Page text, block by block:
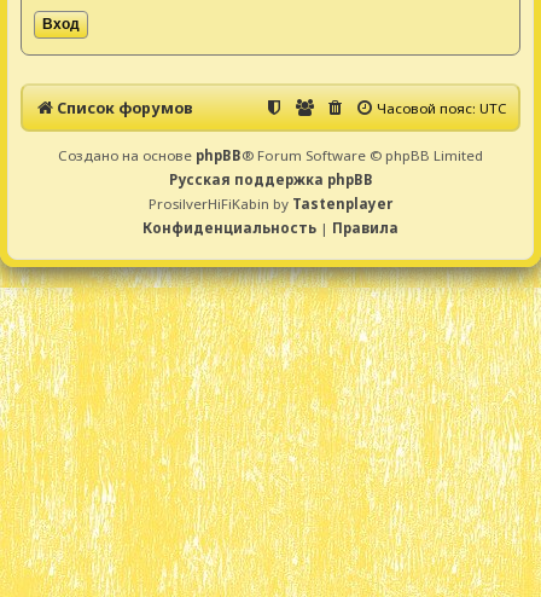
Список форумов Часовой пояс:UTC
Создано на основе phpBB® Forum Software © phpBB Limited
Русская поддержка phpBB
ProsilverHiFiKabin by Tastenplayer
Конфиденциальность | Правила